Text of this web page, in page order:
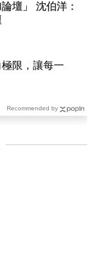
壇」 沈伯洋：
限，讓每一
Recommended by